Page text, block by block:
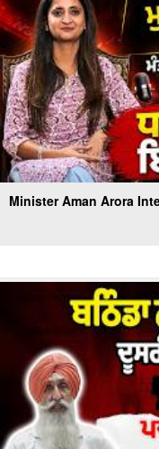
Minister Aman Arora